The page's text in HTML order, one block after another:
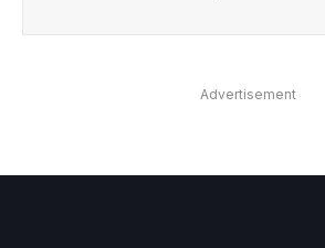
Advertisement